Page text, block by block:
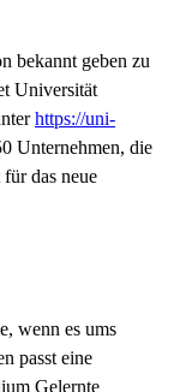
bekannt geben zu
Universität
https://uni-
Unternehmen, die
das neue
wenn es ums
passt eine
Gelernte